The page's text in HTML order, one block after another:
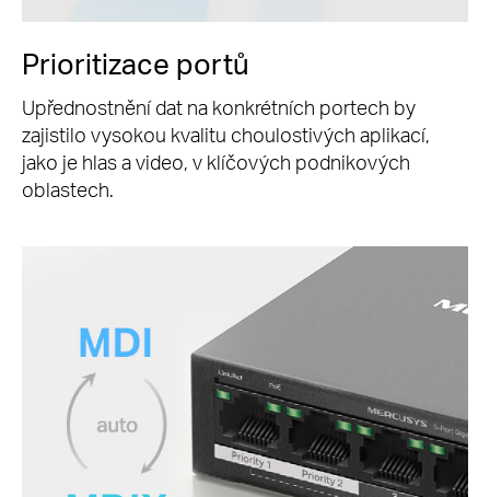
Prioritizace portů
Upřednostnění dat na konkrétních portech by
zajistilo vysokou kvalitu choulostivých aplikací,
jako je hlas a video, v klíčových podnikových
oblastech.